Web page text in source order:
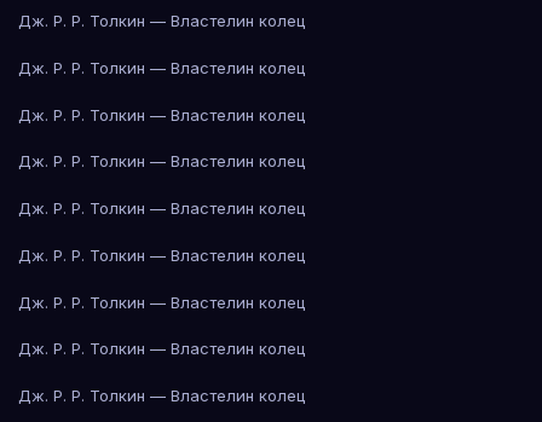
Дж. Р. Р. Толкин — Властелин колец
Дж. Р. Р. Толкин — Властелин колец
Дж. Р. Р. Толкин — Властелин колец
Дж. Р. Р. Толкин — Властелин колец
Дж. Р. Р. Толкин — Властелин колец
Дж. Р. Р. Толкин — Властелин колец
Дж. Р. Р. Толкин — Властелин колец
Дж. Р. Р. Толкин — Властелин колец
Дж. Р. Р. Толкин — Властелин колец